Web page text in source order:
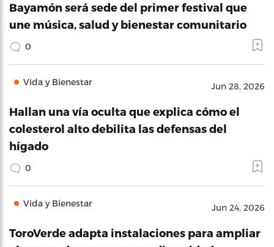
Bayamón será sede del primer festival que
une música, salud y bienestar comunitario
0
Vida y Bienestar Jun 28, 2026
Hallan una vía oculta que explica cómo el
colesterol alto debilita las defensas del
hígado
0
Vida y Bienestar Jun 24, 2026
ToroVerde adapta instalaciones para ampliar